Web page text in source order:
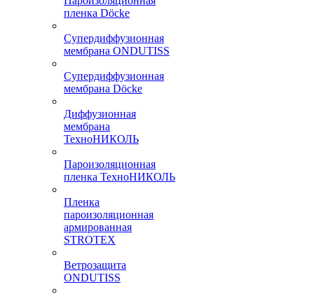
пленка Döcke
Супердиффузионная
мембрана ONDUTISS
Супердиффузионная
мембрана Döcke
Диффузионная
мембрана
ТехноНИКОЛЬ
Пароизоляционная
пленка ТехноНИКОЛЬ
Пленка
пароизоляционная
армированная
STROTEX
Ветрозащита
ONDUTISS